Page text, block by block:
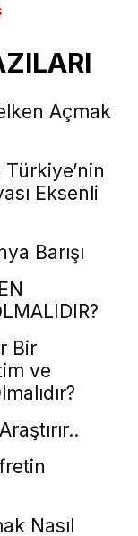
Açmak
Eksenli
Barışı
Bir
ve
Nasıl